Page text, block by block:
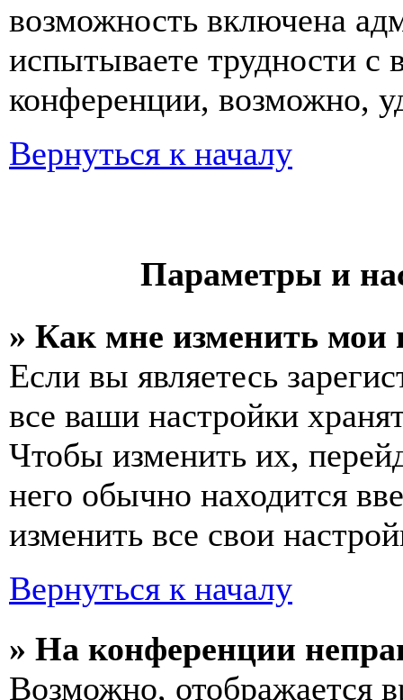
возможность включена
испытываете трудности с
конференции, возможно,
Вернуться к началу
Параметры и
» Как мне изменить мои
Если вы являетесь
все ваши настройки
Чтобы изменить их,
него обычно находится
изменить все свои
Вернуться к началу
» На конференции
Возможно, отображается